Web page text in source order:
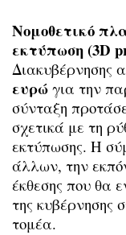
Νομοθετικό
εκτύπωση (3D
Διακυβέρνησης
ευρώ για την
σύνταξη
σχετικά με τη
εκτύπωσης. Η
άλλων, την
έκθεσης που θα
της κυβέρνησης
τομέα.